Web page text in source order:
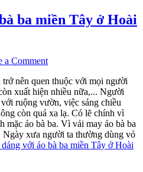
ba miền Tây ở Hoài
a Comment
nên quen thuộc với mọi người
xuất hiện nhiều nữa,... Người
ruộng vườn, việc sáng chiều
còn quá xa lạ. Có lẽ chính vì
mặc áo bà ba. Vì vải may áo bà ba
xưa người ta thường dùng vỏ
với áo bà ba miền Tây ở Hoài